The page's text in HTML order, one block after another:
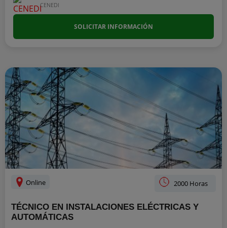
CENEDI
SOLICITAR INFORMACIÓN
Online 2000 Horas
TÉCNICO EN INSTALACIONES ELÉCTRICAS Y
AUTOMÁTICAS